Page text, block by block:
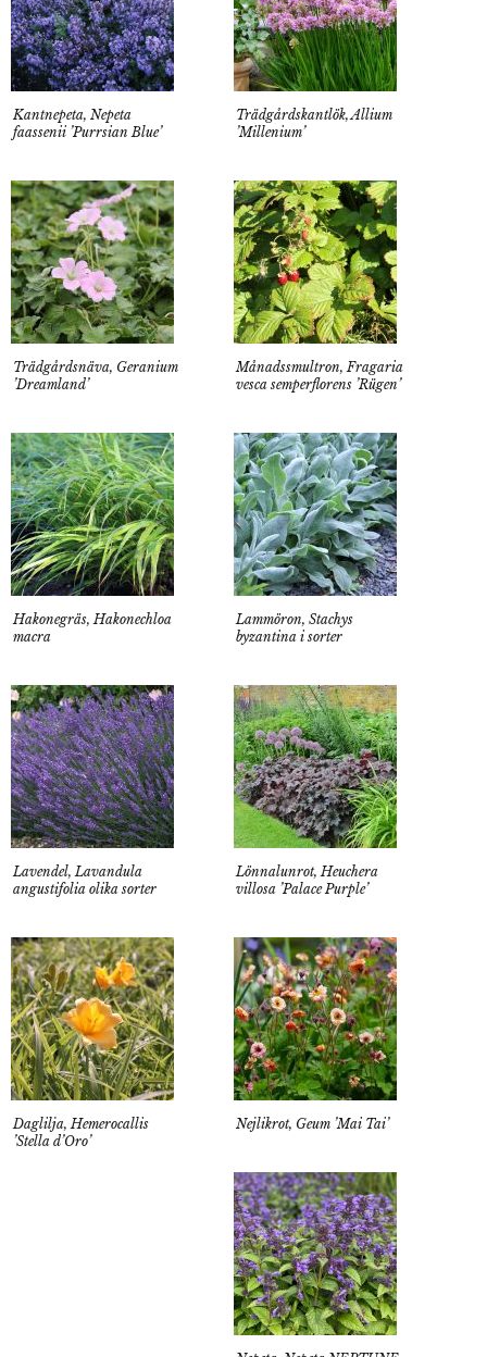
Kantnepeta, Nepeta
faassenii ’Purrsian Blue’
Trädgårdskantlök, Allium
’Millenium’
Trädgårdsnäva, Geranium
’Dreamland’
Månadssmultron, Fragaria
vesca semperflorens ’Rügen’
Hakonegräs, Hakonechloa
macra
Lammöron, Stachys
byzantina i sorter
Lavendel, Lavandula
angustifolia olika sorter
Lönnalunrot, Heuchera
villosa ’Palace Purple’
Daglilja, Hemerocallis
’Stella d’Oro’
Nejlikrot, Geum ’Mai Tai’